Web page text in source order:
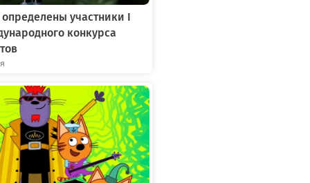
участники I
конкурса